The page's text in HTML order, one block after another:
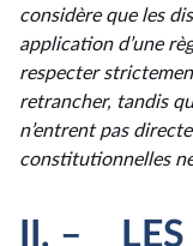
considère que les
application d’une
respecter
retrancher, tandis
n’entrent pas
constitutionnelles
II. –